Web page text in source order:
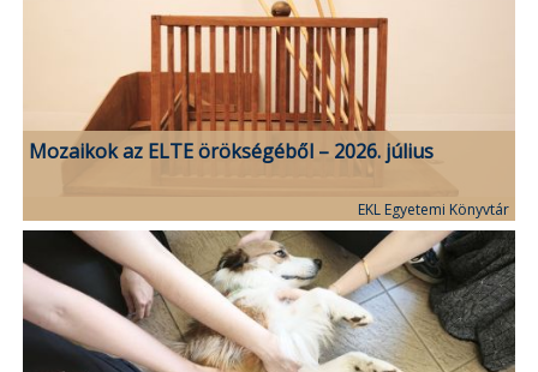
Mozaikok az ELTE örökségéből – 2026. július
EKL Egyetemi Könyvtár